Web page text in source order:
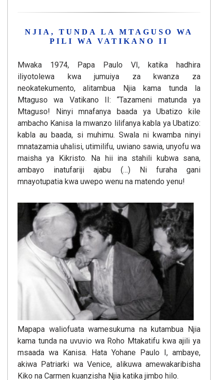
NJIA, TUNDA LA MTAGUSO WA
PILI WA VATIKANO II
Mwaka 1974, Papa Paulo VI, katika hadhira
iliyotolewa kwa jumuiya za kwanza za
neokatekumento, alitambua Njia kama tunda la
Mtaguso wa Vatikano II: “Tazameni matunda ya
Mtaguso! Ninyi mnafanya baada ya Ubatizo kile
ambacho Kanisa la mwanzo lilifanya kabla ya Ubatizo:
kabla au baada, si muhimu. Swala ni kwamba ninyi
mnatazamia uhalisi, utimilifu, uwiano sawia, unyofu wa
maisha ya Kikristo. Na hii ina stahili kubwa sana,
ambayo inatufariji ajabu (…) Ni furaha gani
mnayotupatia kwa uwepo wenu na matendo yenu!
Mapapa waliofuata wamesukuma na kutambua Njia
kama tunda na uvuvio wa Roho Mtakatifu kwa ajili ya
msaada wa Kanisa. Hata Yohane Paulo I, ambaye,
akiwa Patriarki wa Venice, alikuwa amewakaribisha
Kiko na Carmen kuanzisha Njia katika jimbo hilo.